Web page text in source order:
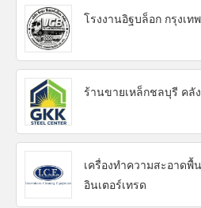
โรงงานอิฐบล็อก กรุงเ
ร้านขายเหล็กชลบุรี คลั
เครื่องทำความสะอาดพื้
อินเตอร์เทรด